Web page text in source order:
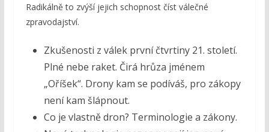
Radikálně to zvýší jejich schopnost číst válečné
zpravodajství.
Zkušenosti z válek první čtvrtiny 21. století.
Plné nebe raket. Čirá hrůza jménem
„Oříšek“. Drony kam se podíváš, pro zákopy
není kam šlápnout.
Co je vlastně dron? Terminologie a zákony.